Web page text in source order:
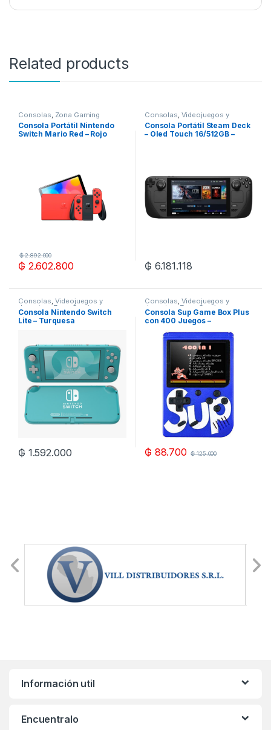
Related products
Consolas Zona Gaming
Consola Portátil Nintendo
Switch Mario Red – Rojo
₲ 2.602.800
₲2.892.000
Consolas Videojuegos y
Juguetes ,Zona Gaming
Consola Portátil Steam Deck
– Oled Touch 16/512GB –
₲ 6.181.118
Consolas, Videojuegos y
Juguetes ,Zona Gaming
Consola Nintendo Switch
Lite – Turquesa
₲ 1.592.000
Consolas, Videojuegos y
Juguetes ,Zona Gaming
Consola Sup Game Box Plus
con 400 Juegos –
₲ 88.700 ₲125.000
Información util
Encuentralo